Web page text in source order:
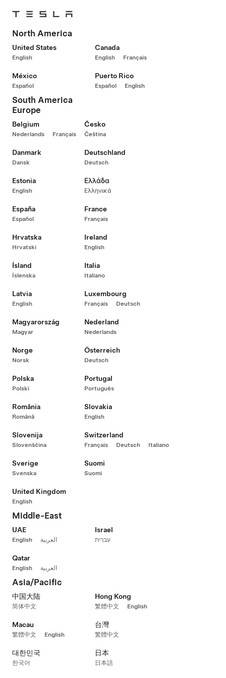
North America
United States
English
Canada
English Français
México
Español
Puerto Rico
Español English
South America
Europe
Belgium
Nederlands Français
Česko
Čeština
Danmark
Dansk
Deutschland
Deutsch
Estonia
English
Ελλάδα
Ελληνικά
España
Español
France
Français
Hrvatska
Hrvatski
Ireland
English
Ísland
Íslenska
Italia
Italiano
Latvia
English
Luxembourg
Français Deutsch
Magyarország
Magyar
Nederland
Nederlands
Norge
Norsk
Österreich
Deutsch
Polska
Polski
Portugal
Português
România
Română
Slovakia
English
Slovenija
Slovenščina
Switzerland
Français Deutsch Italiano
Sverige
Svenska
Suomi
Suomi
United Kingdom
English
Middle-East
UAE
English العربية
Israel
עִברִית
Qatar
English العربية
Asia/Pacific
中国大陆
简体中文
Hong Kong
繁體中文 English
Macau
繁體中文 English
台灣
繁體中文
대한민국
한국어
日本
日本語